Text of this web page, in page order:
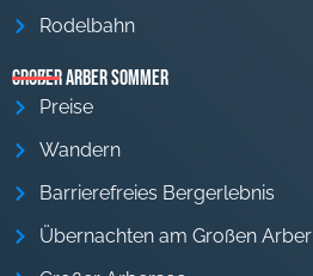
Rodelbahn
Großer Arber Sommer
Preise
Wandern
Barrierefreies Bergerlebnis
Übernachten am Großen Arber